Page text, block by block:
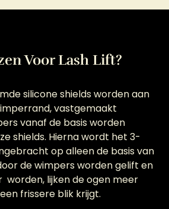
Voor Lash Lift?
silicone shields worden aan
vastgemaakt
vanaf de basis worden
shields. Hierna wordt het 3-
op alleen de basis van
de wimpers worden gelift en
worden, lijken de ogen meer
frissere blik krijgt.